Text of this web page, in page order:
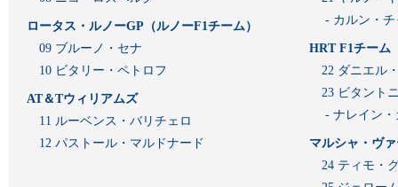
ロータス・ルノーGP（ルノーF1チーム）
09 ブルーノ・セナ
10 ビタリー・ペトロフ
AT＆Tウィリアムズ
11 ルーベンス・バリチェロ
12 パストール・マルドナード
- カルン・
HRT F1チーム
22 ダニエル
23 ビタント
- ナレイン
マルシャ・ヴ
24 ティモ・